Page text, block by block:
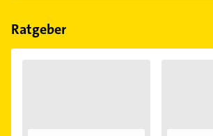
Feiertagen abweichen können.
Ratgeber